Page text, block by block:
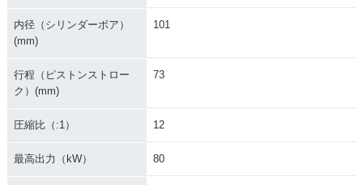
内径（シリンダーボア）
(mm)
101
行程（ピストンストロー
ク）(mm)
73
圧縮比（:1） 12
最高出力（kW） 80